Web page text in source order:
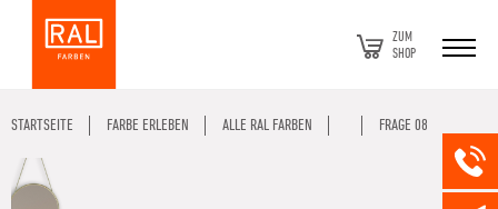
ZUM
SHOP
STARTSEITE FARBE ERLEBEN ALLE RAL FARBEN FRAGE 08